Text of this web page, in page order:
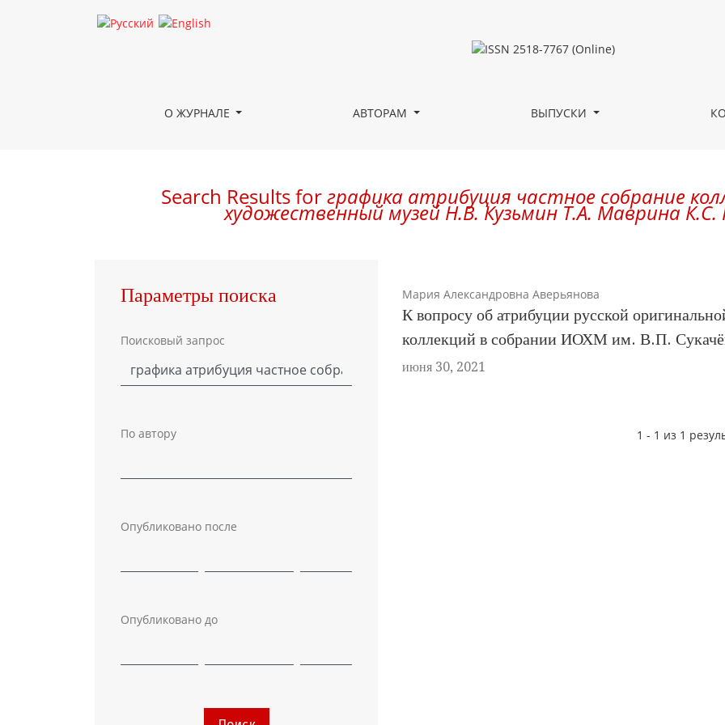
Поиск
О ЖУРНАЛЕ АВТОРАМ ВЫПУСКИ
Search Results forграфика атрибуция частное собрание
художественный музей Н.В. Кузьмин Т.А. Маврина
Мария Александровна Аверьянова
К вопросу об атрибуции русской
коллекций в собрании ИОХМ им. В.П.
июня 30, 2021
1 - 1 из 1
Параметры поиска
Поисковый запрос
По автору
Опубликовано после
Опубликовано до